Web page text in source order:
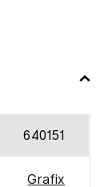
640151
Grafix